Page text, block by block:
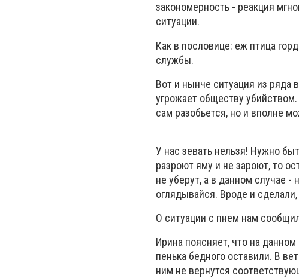
закономерность - реакция
ситуации.
Как в пословице: еж птица
службы.
Вот и нынче ситуация из ряда
угрожает обществу
сам разобьется, но и вполне
У нас зевать нельзя! Нужно
разроют яму и не зароют, то
не уберут, а в данном случае -
оглядывайся. Вроде и
О ситуации с пнем нам
Ирина поясняет, что на
пенька бедного оставили. В
ним не вернутся